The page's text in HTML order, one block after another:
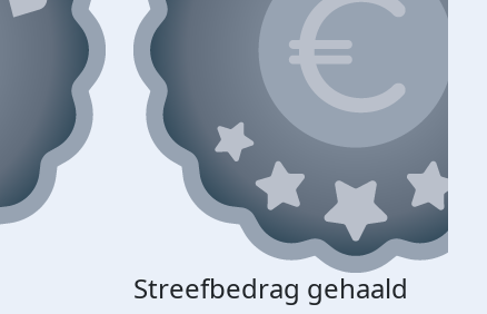
Streefbedrag gehaald